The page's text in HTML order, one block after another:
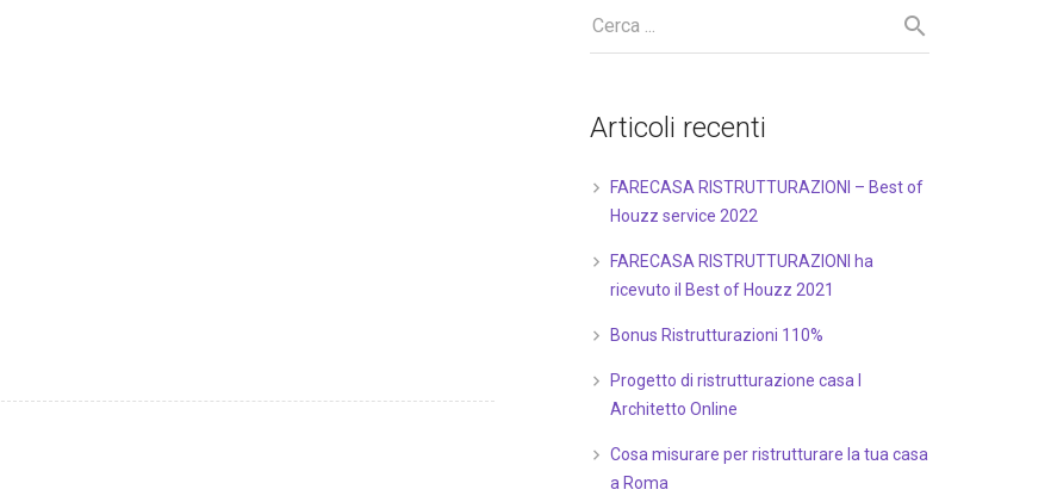
Articoli recenti
FARECASA RISTRUTTURAZIONI – Best of
Houzz service 2022
FARECASA RISTRUTTURAZIONI ha
ricevuto il Best of Houzz 2021
Bonus Ristrutturazioni 110%
Progetto di ristrutturazione casa I
Architetto Online
Cosa misurare per ristrutturare la tua casa
a Roma